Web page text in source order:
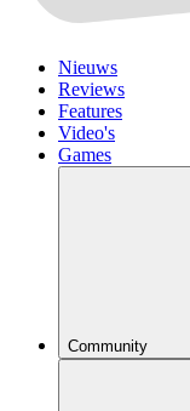
Nieuws
Reviews
Features
Video's
Games
Community